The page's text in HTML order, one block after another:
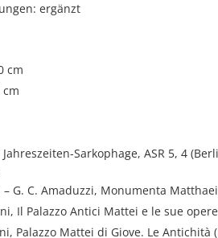
ergänzt
cm
cm
Jahreszeiten-Sarkophage, ASR 5, 4
– G. C. Amaduzzi, Monumenta
Il Palazzo Antici Mattei e le sue opere
Palazzo Mattei di Giove. Le Antichità